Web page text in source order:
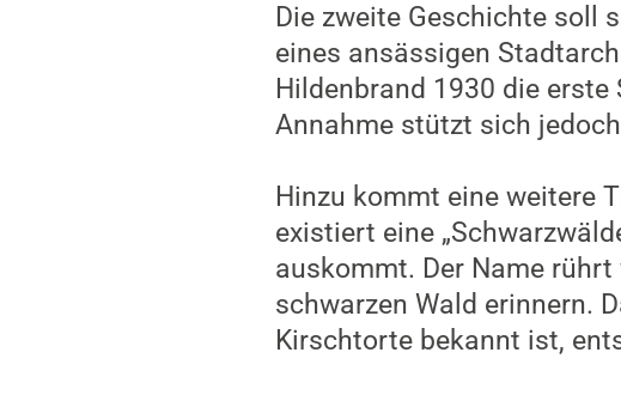
Die zweite Geschichte soll
eines ansässigen
Hildenbrand 1930 die
Annahme stützt sich
Hinzu kommt eine weitere
existiert eine
auskommt. Der Name
schwarzen Wald erinnern.
Kirschtorte bekannt ist,